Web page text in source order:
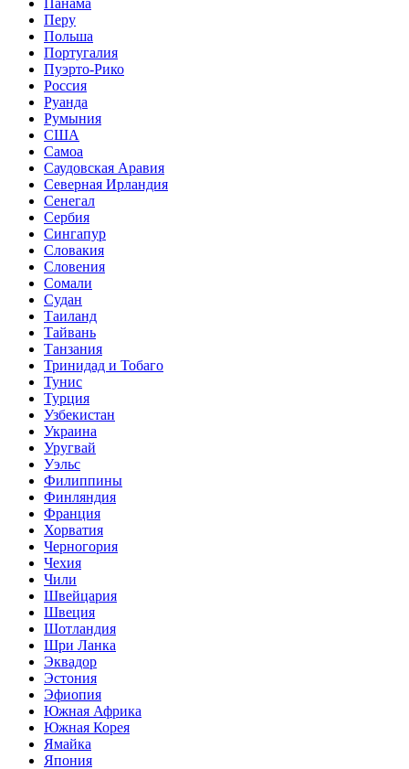
Перу
Польша
Португалия
Пуэрто-Рико
Россия
Руанда
Румыния
США
Самоа
Саудовская Аравия
Северная Ирландия
Сенегал
Сербия
Сингапур
Словакия
Словения
Сомали
Судан
Таиланд
Тайвань
Танзания
Тринидад и Тобаго
Тунис
Турция
Узбекистан
Украина
Уругвай
Уэльс
Филиппины
Финляндия
Франция
Хорватия
Черногория
Чехия
Чили
Швейцария
Швеция
Шотландия
Шри Ланка
Эквадор
Эстония
Эфиопия
Южная Африка
Южная Корея
Ямайка
Япония